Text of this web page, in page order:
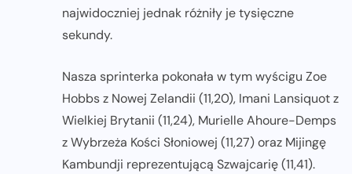
najwidoczniej jednak różniły je tysięczne
sekundy.
Nasza sprinterka pokonała w tym wyścigu Zoe
Hobbs z Nowej Zelandii (11,20), Imani Lansiquot z
Wielkiej Brytanii (11,24), Murielle Ahoure-Demps
z Wybrzeża Kości Słoniowej (11,27) oraz Mijingę
Kambundji reprezentującą Szwajcarię (11,41).